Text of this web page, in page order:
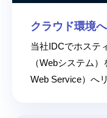
クラウド環境
当社IDCでホステ
（Webシステム
Web Service）へ